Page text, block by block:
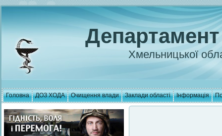
Хмельницької
Головна ДОЗ ХОДА Очищення влади Заклади області Інформація